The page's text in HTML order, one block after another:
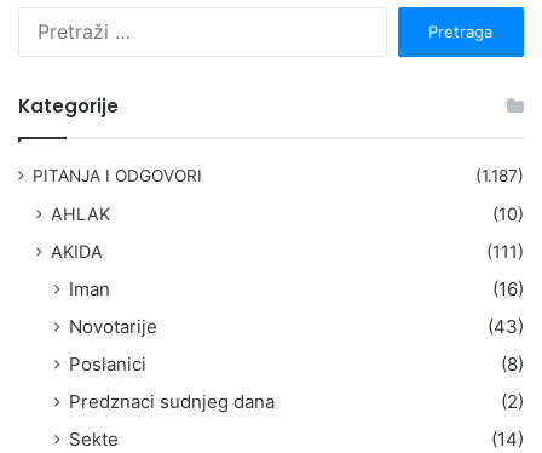
Kategorije
PITANJA I ODGOVORI (1.187)
AHLAK
(10)
AKIDA
(111)
Iman
(16)
Novotarije
(43)
Poslanici
(8)
Predznaci sudnjeg dana
(2)
Sekte
(14)